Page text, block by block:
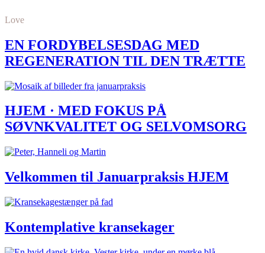
Love
EN FORDYBELSESDAG MED
REGENERATION TIL DEN TRÆTTE
HJEM · MED FOKUS PÅ
SØVNKVALITET OG SELVOMSORG
Velkommen til Januarpraksis HJEM
Kontemplative kransekager